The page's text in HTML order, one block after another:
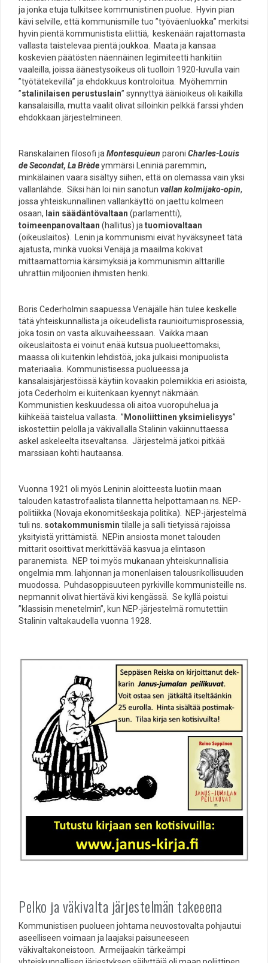
ja jonka etuja tulkitsee kommunistinen puolue. Hyvin pian
kävi selville, että kommunismille tuo ”työväenluokka” merkitsi
hyvin pientä kommunistista eliittiä, keskenään rajattomasta
vallasta taistelevaa pientä joukkoa. Maata ja kansaa
koskevien päätösten näennäinen legimiteetti hankitiin
vaaleilla, joissa äänestysoikeus oli tuolloin 1920-luvulla vain
”työtätekevillä” ja ehdokkuus kontroloitua. Myöhemmin
”stalinilaisen perustuslain” synnyttyä äänioikeus oli kaikilla
kansalaisilla, mutta vaalit olivat silloinkin pelkkä farssi yhden
ehdokkaan järjestelmineen.
Ranskalainen filosofi ja Montesquieun paroni Charles-Louis
de Secondat, La Brèdeymmärsi Leniniä paremmin,
minkälainen vaara sisältyy siihen, että on olemassa vain yksi
vallanlähde. Siksi hän loi niin sanotun vallan kolmijako-opin,
jossa yhteiskunnallinen vallankäyttö on jaettu kolmeen
osaan, lain säädäntövaltaan (parlamentti),
toimeenpanovaltaan (hallitus) ja tuomiovaltaan
(oikeuslaitos). Lenin ja kommunismi eivät hyväksyneet tätä
ajatusta, minkä vuoksi Venäjä ja maailma kokivat
mittaamattomia kärsimyksiä ja kommunismin alttarille
uhrattiin miljoonien ihmisten henki.
Boris Cederholmin saapuessa Venäjälle hän tulee keskelle
tätä yhteiskunnallista ja oikeudellista raunioitumisprosessia,
joka tosin on vasta alkuvaiheessaan. Vaikka maan
oikeuslaitosta ei voinut enää kutsua puolueettomaksi,
maassa oli kuitenkin lehdistöä, joka julkaisi monipuolista
materiaalia. Kommunistisessa puolueessa ja
kansalaisjärjestöissä käytiin kovaakin polemiikkia eri asioista,
jota Cederholm ei kuitenkaan kyennyt näkmään.
Kommunistien keskuudessa oli aitoa vuoropuhelua ja
kiihkeää taistelua vallasta. ” Monoliittinen yksimielisyys”
iskostettiin pelolla ja väkivallalla Stalinin vakiinnuttaessa
askel askeleelta itsevaltansa. Järjestelmä jatkoi pitkää
marssiaan kohti hautaansa.
Vuonna 1921 oli myös Leninin aloitteesta luotiin maan
talouden katastrofaalista tilannetta helpottamaan ns. NEP-
politiikka (Novaja ekonomitšeskaja politika). NEP-järjestelmä
tuli ns. sotakommunismin tilalle ja salli tietyissä rajoissa
yksityistä yrittämistä. NEPin ansiosta monet talouden
mittarit osoittivat merkittävää kasvua ja elintason
paranemista. NEP toi myös mukanaan yhteiskunnallisia
ongelmia mm. lahjonnan ja monenlaisen talousrikollisuuden
muodossa. Puhdasoppisuuteen pyrkiville kommunisteille ns.
nepmannit olivat hiertävä kivi kengässä. Se kyllä poistui
”klassisin menetelmin”, kun NEP-järjestelmä romutettiin
Stalinin valtakaudella vuonna 1928.
Pelko ja väkivalta järjestelmän takeeena
Kommunistisen puolueen johtama neuvostovalta pohjautui
aseelliseen voimaan ja laajaksi paisuneeseen
väkivaltakoneistoon. Armeijaakin tärkeämpi